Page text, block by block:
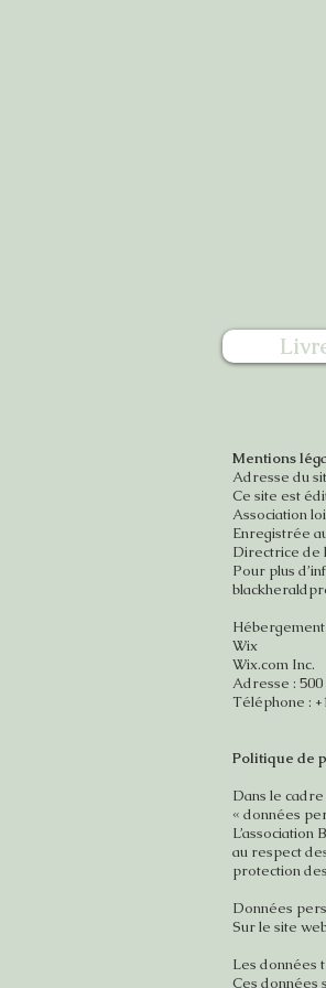
Mentions
Adresse du
Ce site est
Association
Enregistrée
Directrice de
Pour plus
Wix
Wix.com Inc.
Adresse :
Téléphone :
Politique de
Dans le
« données
L’association
au respect
protection
Données
Sur le site
Les données
Ces données